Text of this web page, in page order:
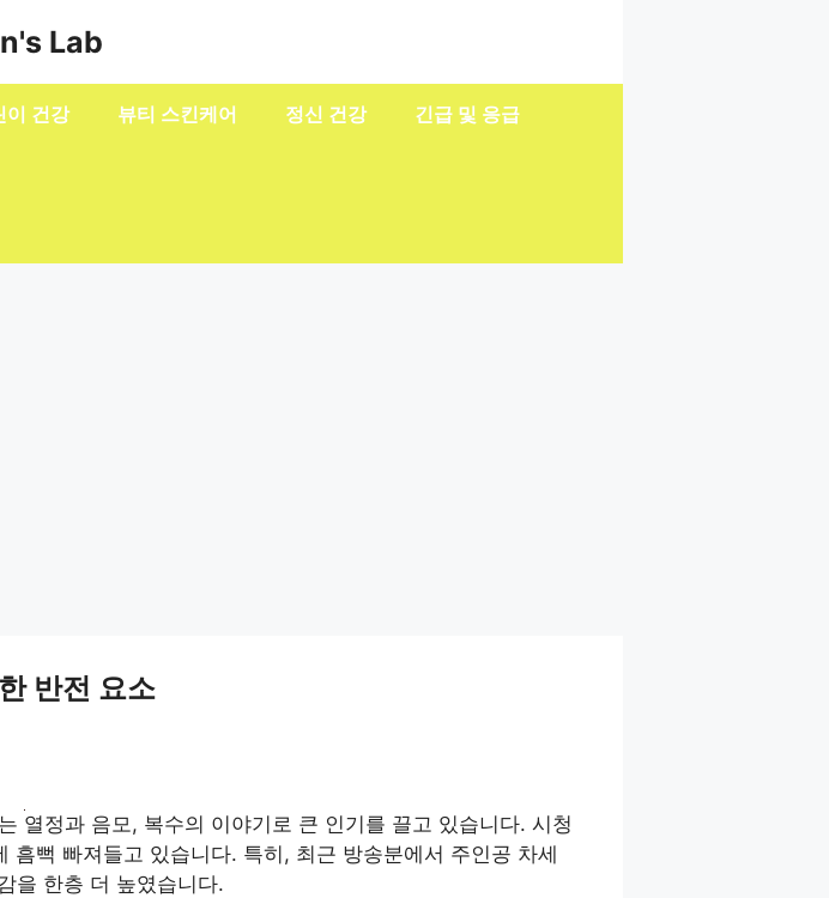
Lab
이 건강 뷰티 스킨케어 정신 건강 긴급 및 응급
반전 요소
열정과 음모, 복수의 이야기로 큰 인기를 끌고 있습니다. 시청
뻑 빠져들고 있습니다. 특히, 최근 방송분에서 주인공 차세
을 한층 더 높였습니다.